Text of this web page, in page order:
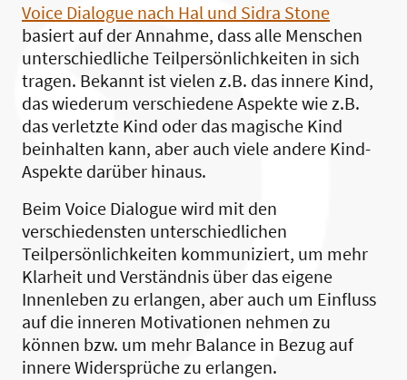
Voice Dialogue nach Hal und Sidra Stone
basiert auf der Annahme, dass alle Menschen
unterschiedliche Teilpersönlichkeiten in sich
tragen. Bekannt ist vielen z.B. das innere Kind,
das wiederum verschiedene Aspekte wie z.B.
das verletzte Kind oder das magische Kind
beinhalten kann, aber auch viele andere Kind-
Aspekte darüber hinaus.
Beim Voice Dialogue wird mit den
verschiedensten unterschiedlichen
Teilpersönlichkeiten kommuniziert, um mehr
Klarheit und Verständnis über das eigene
Innenleben zu erlangen, aber auch um Einfluss
auf die inneren Motivationen nehmen zu
können bzw. um mehr Balance in Bezug auf
innere Widersprüche zu erlangen.